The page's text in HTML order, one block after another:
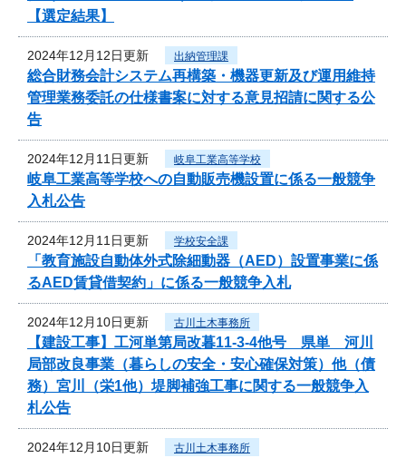
【選定結果】
2024年12月12日更新 出納管理課
総合財務会計システム再構築・機器更新及び運用維持
管理業務委託の仕様書案に対する意見招請に関する公
告
2024年12月11日更新 岐阜工業高等学校
岐阜工業高等学校への自動販売機設置に係る一般競争
入札公告
2024年12月11日更新 学校安全課
「教育施設自動体外式除細動器（AED）設置事業に係
るAED賃貸借契約」に係る一般競争入札
2024年12月10日更新 古川土木事務所
【建設工事】工河単第局改暮11-3-4他号 県単 河川
局部改良事業（暮らしの安全・安心確保対策）他（債
務）宮川（栄1他）堤脚補強工事に関する一般競争入
札公告
2024年12月10日更新 古川土木事務所